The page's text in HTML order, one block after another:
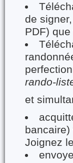
de
PDF)
rando-
et
Joignez